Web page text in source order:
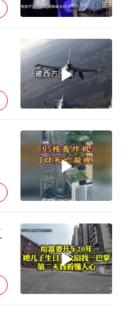
育强国建设